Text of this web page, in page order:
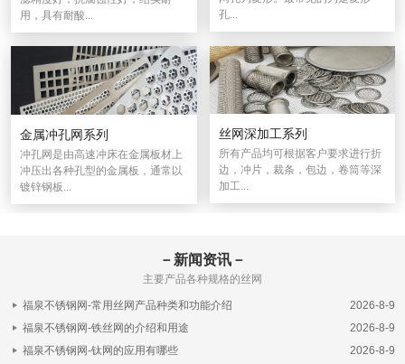
用，具有耐酸...
孔...
金属冲孔网系列
冲孔网是由高速冲床在金属板材上
冲压出各种孔型的金属板，通常以
镀锌钢板...
丝网深加工系列
所有产品均可根据客户要求进行折
边，冲片，裁条，包边，卷筒等深
加工...
－新闻资讯－
主要产品各种规格的丝网
福泉不锈钢网-常用丝网产品种类和功能介绍
2026-8-9
福泉不锈钢网-铁丝网的介绍和用途
2026-8-9
福泉不锈钢网-钛网的应用有哪些
2026-8-9